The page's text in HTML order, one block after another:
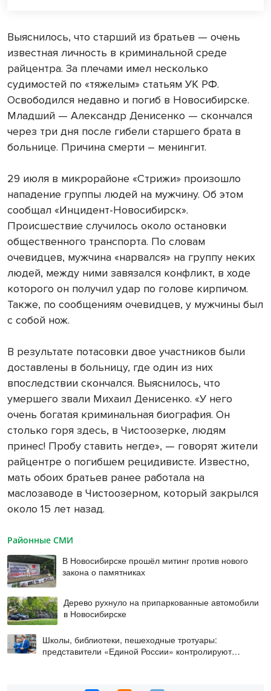
Выяснилось, что старший из братьев — очень
известная личность в криминальной среде
райцентра. За плечами имел несколько
судимостей по «тяжелым» статьям УК РФ.
Освободился недавно и погиб в Новосибирске.
Младший — Александр Денисенко — скончался
через три дня после гибели старшего брата в
больнице. Причина смерти – менингит.
29 июля в микрорайоне «Стрижи» произошло
нападение группы людей на мужчину. Об этом
сообщал «Инцидент-Новосибирск».
Происшествие случилось около остановки
общественного транспорта. По словам
очевидцев, мужчина «нарвался» на группу неких
людей, между ними завязался конфликт, в ходе
которого он получил удар по голове кирпичом.
Также, по сообщениям очевидцев, у мужчины был
с собой нож.
В результате потасовки двое участников были
доставлены в больницу, где один из них
впоследствии скончался. Выяснилось, что
умершего звали Михаил Денисенко. «У него
очень богатая криминальная биография. Он
столько горя здесь, в Чистоозерке, людям
принес! Пробу ставить негде», — говорят жители
райцентре о погибшем рецидивисте. Известно,
мать обоих братьев ранее работала на
маслозаводе в Чистоозерном, который закрылся
около 15 лет назад.
Районные СМИ
В Новосибирске прошёл митинг против нового
закона о памятниках
Дерево рухнуло на припаркованные автомобили
в Новосибирске
Школы, библиотеки, пешеходные тротуары:
представители «Единой России» контролируют